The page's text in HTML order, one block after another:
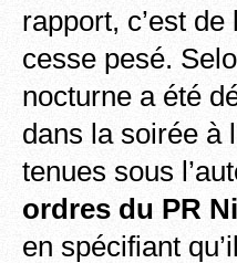
rapport, c’est
cesse pesé.
nocturne a été
dans la soirée à
tenues sous
ordres du PR
en spécifiant